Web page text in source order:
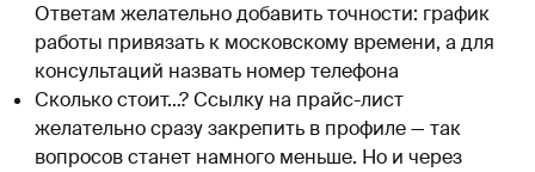
Ответам желательно добавить точности: график
работы привязать к московскому времени, а для
консультаций назвать номер телефона
Сколько стоит…? Ссылку на прайс-лист
желательно сразу закрепить в профиле — так
вопросов станет намного меньше. Но и через